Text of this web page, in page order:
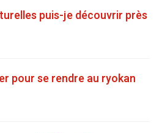
puis-je découvrir près
pour se rendre au ryokan